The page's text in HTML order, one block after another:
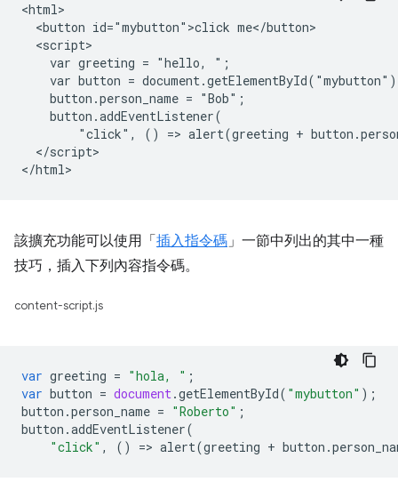
<html>
  <button id="mybutton">click me</button>
  <script>
    var greeting = "hello, ";
var button =
    button.person_name = "Bob";
    button.addEventListener(
"click", () => alert(greeting +
  </script>
該擴充功能可以使用「 插入指令碼」一節中列出的其中一種
技巧，插入下列內容指令碼。
content-script.js
var greeting = "hola, " ;
var button = document.getElementById( "mybutton" );
button .person_name = "Roberto" ;
button .addEventListener(
"click" , () => alert(greeting + button .